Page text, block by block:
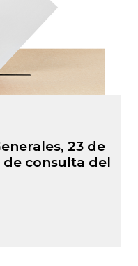
23 de
de consulta del